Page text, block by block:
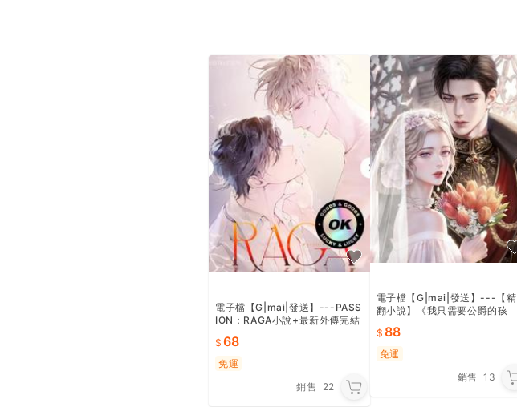
電子檔【G|mai|發送】---PASS
ION：RAGA小說+最新外傳完結
68
免運
銷售
22
電子檔【G|mai|發送】---【精
翻小說】《我只需要公爵的孩
88
免運
銷售
13